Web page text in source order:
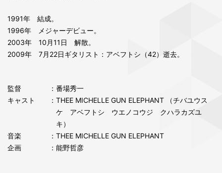
1991年 結成。
1996年 メジャーデビュー。
2003年 10月11日 解散。
2009年 7月22日ギタリスト：アベフトシ（42）逝去。
監督
：番場秀一
キャスト
：THEE MICHELLE GUN ELEPHANT （チバユウス
ケ アベフトシ ウエノコウジ クハラカズユ
キ）
音楽
：THEE MICHELLE GUN ELEPHANT
企画
：能野哲彦